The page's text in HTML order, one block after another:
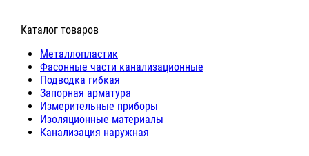
⠀Каталог товаров
Металлопластик
Фасонные части канализационные
Подводка гибкая
Запорная арматура
Измерительные приборы
Изоляционные материалы
Канализация наружная